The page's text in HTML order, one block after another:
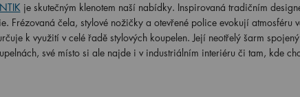
je skutečným klenotem naší nabídky. Inspirovaná tradičním
Frézovaná čela, stylové nožičky a otevřené police evokují atmosféru
k využití v celé řadě stylových koupelen. Její neotřelý šarm
své místo si ale najde i v industriálním interiéru či tam, kde